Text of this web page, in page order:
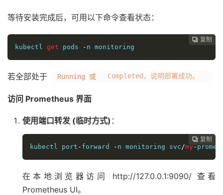
等待安装完成后，可用以下命令查看状态：
 复制
 复制
 复制
 复制
 复制
 复制
 复制
kubectl get pods - n monitoring
若全部处于 Running 或 Completed，说明部署成功。
访问 Prometheus 界面
使用端口转发 (临时方式) ：
 复制
 复制
 复制
 复制
 复制
 复制
kubectl port - forward - n monitoring svc/my-
在本地浏览器访问 http://127.0.0.1:9090/ 查看
Prometheus UI。